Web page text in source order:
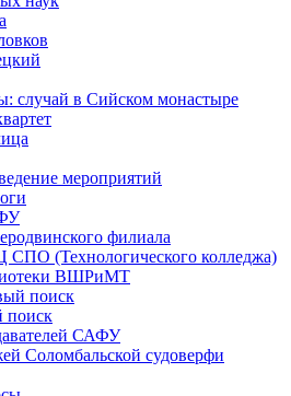
случай в Сийском монастыре
мероприятий
филиала
СПО (Технологического колледжа)
ВШРиМТ
поиск
поиск
САФУ
Соломбальской судоверфи